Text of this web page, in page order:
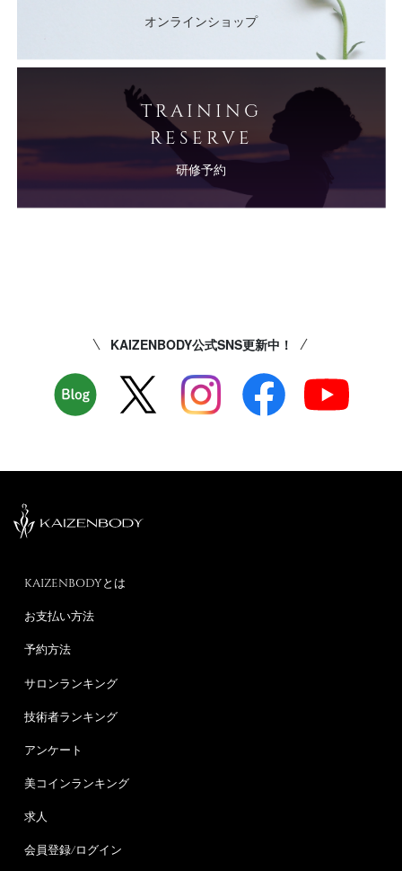
オンラインショップ
TRAINING
RESERVE
研修予約
KAIZENBODY公式SNS更新中！
KAIZENBODYとは
お支払い方法
予約方法
サロンランキング
技術者ランキング
アンケート
美コインランキング
求人
会員登録/ログイン